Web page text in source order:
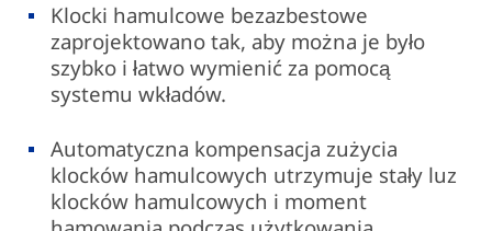
Klocki hamulcowe bezazbestowe
zaprojektowano tak, aby można je było
szybko i łatwo wymienić za pomocą
systemu wkładów.
Automatyczna kompensacja zużycia
klocków hamulcowych utrzymuje stały luz
klocków hamulcowych i moment